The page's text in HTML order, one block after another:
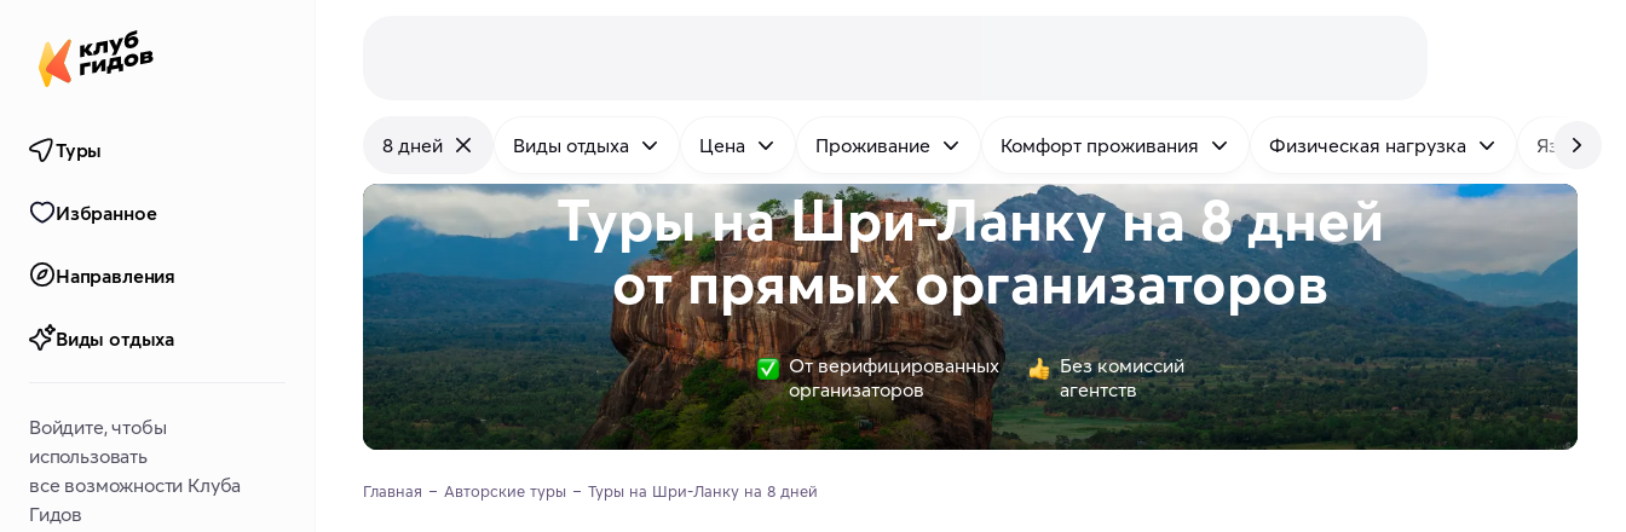
Туры
Избранное
Направления
Виды отдыха
Войдите, чтобы
использовать
все возможности Клуба
Гидов
8 дней Виды отдыха Цена Проживание Комфорт проживания Физическая нагрузка Язык
Туры на Шри-Ланку на 8 дней
отпрямыхорганизаторов
От верифицированных
организаторов
Без комиссий
агентств
Главная Авторские туры Туры на Шри-Ланку на 8 дней